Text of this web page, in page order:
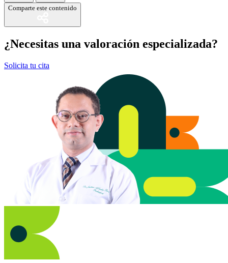
Comparte este contenido
¿Necesitas una valoración especializada?
Solicita tu cita